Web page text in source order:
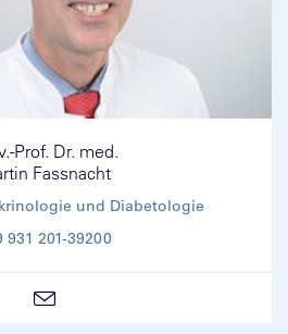
Prof. Dr. med.
Fassnacht
und Diabetologie
931 201-39200